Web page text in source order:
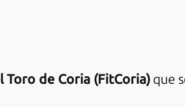
Toro de Coria (FitCoria) que